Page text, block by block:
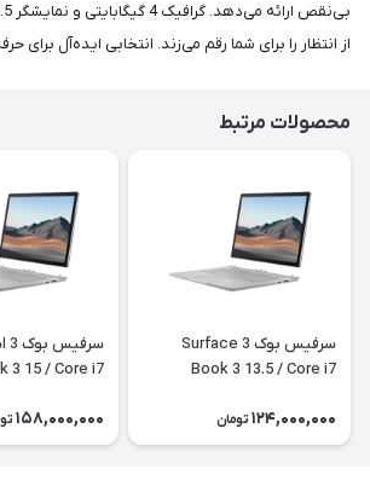
از انتظار را برای شما رقم می‌زند. انتخابی ایده‌آل برای
محصولات مرتبط
سرفیس بوک 3 Surface
Book 3 13.5 / Core i7
124,000,000 تومان
i7
SSD / 6Gb
158,000,000